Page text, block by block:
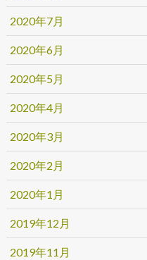
2020年7月
2020年6月
2020年5月
2020年4月
2020年3月
2020年2月
2020年1月
2019年12月
2019年11月